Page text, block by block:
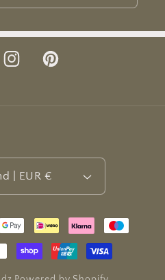
InstagramPinterest
Nederland | EUR €